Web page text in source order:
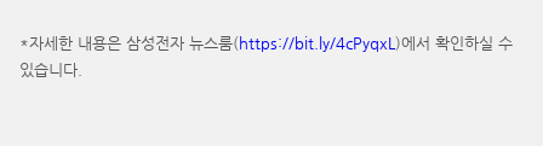
*자세한 내용은 삼성전자 뉴스룸(https://bit.ly/4cPyqxL )에서 확인하실 수
있습니다.